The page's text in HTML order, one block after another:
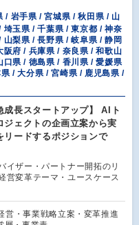
/ 岩手県 / 宮城県 / 秋田県 / 山
玉県 / 千葉県 / 東京都 / 神奈
梨県 / 長野県 / 岐阜県 / 静岡
府 / 兵庫県 / 奈良県 / 和歌山
県 / 徳島県 / 香川県 / 愛媛県
/ 大分県 / 宮崎県 / 鹿児島県 /
成長スタートアップ】 AIト
ジェクトの企画立案から実
リードするポジションで
イザー・パートナー開拓のリ
営変革テーマ・ユースケース
営・事業戦略立案・変革推進